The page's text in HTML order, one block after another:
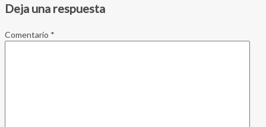
Deja una respuesta
Comentario *